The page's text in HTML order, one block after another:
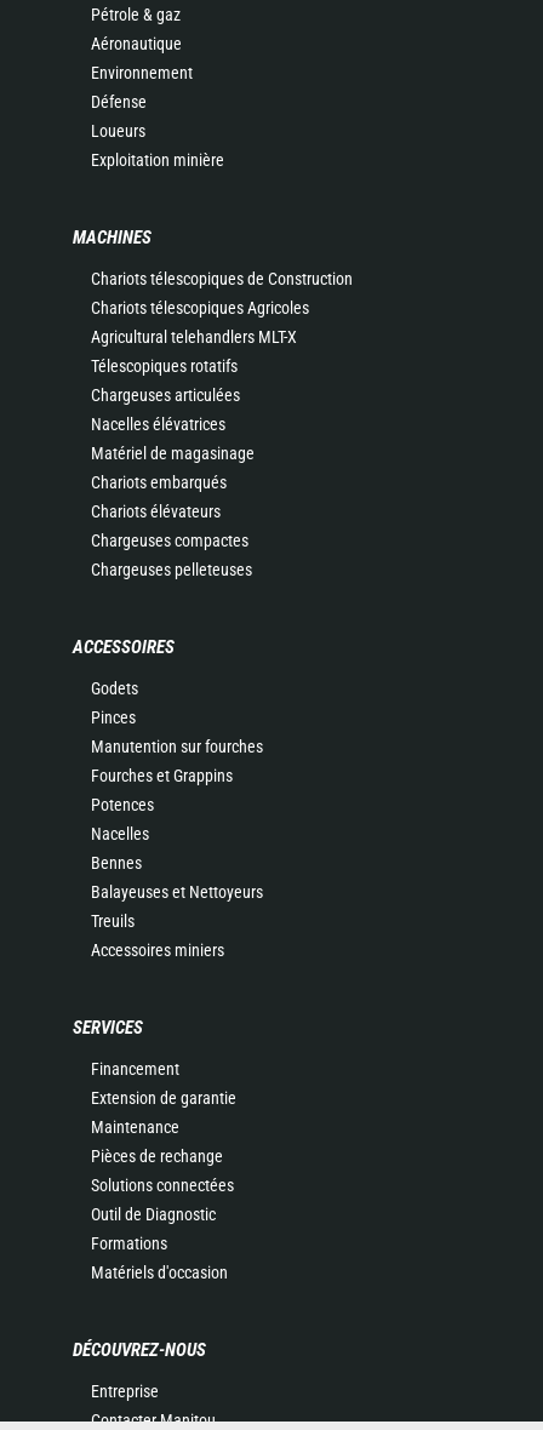
Pétrole & gaz
Aéronautique
Environnement
Défense
Loueurs
Exploitation minière
MACHINES
Chariots télescopiques de Construction
Chariots télescopiques Agricoles
Agricultural telehandlers MLT-X
Télescopiques rotatifs
Chargeuses articulées
Nacelles élévatrices
Matériel de magasinage
Chariots embarqués
Chariots élévateurs
Chargeuses compactes
Chargeuses pelleteuses
ACCESSOIRES
Godets
Pinces
Manutention sur fourches
Fourches et Grappins
Potences
Nacelles
Bennes
Balayeuses et Nettoyeurs
Treuils
Accessoires miniers
SERVICES
Financement
Extension de garantie
Maintenance
Pièces de rechange
Solutions connectées
Outil de Diagnostic
Formations
Matériels d'occasion
DÉCOUVREZ-NOUS
Entreprise
Contacter Manitou